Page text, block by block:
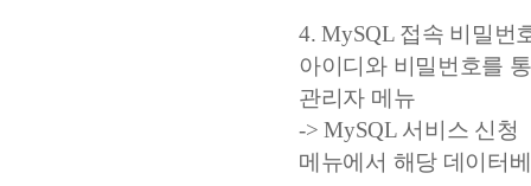
4. MySQL 접속 비밀번
아이디와 비밀번호를
관리자 메뉴
-> MySQL 서비스 신청
메뉴에서 해당 데이터